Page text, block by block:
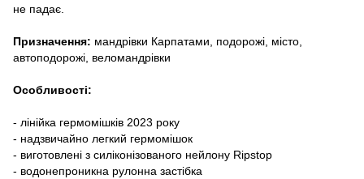
не падає.
Призначення: мандрівки Карпатами, подорожі, місто,
автоподорожі, веломандрівки
Особливості:
- лінійка гермомішків 2023 року
- надзвичайно легкий гермомішок
- виготовлені з силіконізованого нейлону Ripstop
- водонепроникна рулонна застібка